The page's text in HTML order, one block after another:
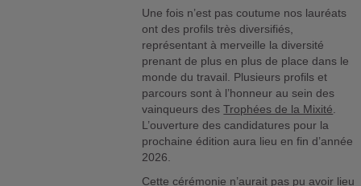
Une fois n’est pas coutume nos lauréats
ont des profils très diversifiés,
représentant à merveille la diversité
prenant de plus en plus de place dans le
monde du travail. Plusieurs profils et
parcours sont à l’honneur au sein des
vainqueurs desTrophées de la Mixité.
L’ouverture des candidatures pour la
prochaine édition aura lieu en fin d’année
2026.
Cette cérémonie n’aurait pas pu avoir lieu